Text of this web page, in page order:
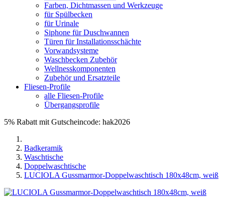
Farben, Dichtmassen und Werkzeuge
für Spülbecken
für Urinale
Siphone für Duschwannen
Türen für Installationsschächte
Vorwandsysteme
Waschbecken Zubehör
Wellnesskomponenten
Zubehör und Ersatzteile
Fliesen-Profile
alle Fliesen-Profile
Übergangsprofile
5% Rabatt mit Gutscheincode: hak2026
Badkeramik
Waschtische
Doppelwaschtische
LUCIOLA Gussmarmor-Doppelwaschtisch 180x48cm, weiß